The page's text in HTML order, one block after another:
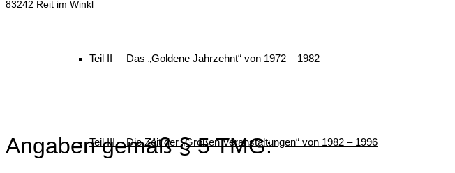
Teil II – Das „Goldene Jahrzehnt“ von 1972 – 1982
Teil III – Die Zeit der „Großen Veranstaltungen“ von 1982 – 1996
83242 Reit im Winkl
Angaben gemäß § 5 TMG: